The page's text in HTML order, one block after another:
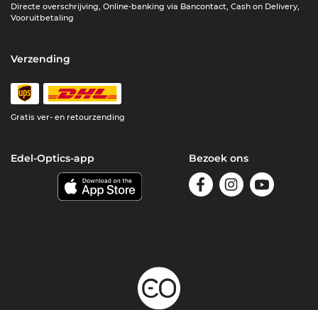
Directe overschrijving, Online-banking via Bancontact, Cash on Delivery,
Vooruitbetaling
Verzending
Gratis ver- en retourzending
Edel-Optics-app Bezoek ons